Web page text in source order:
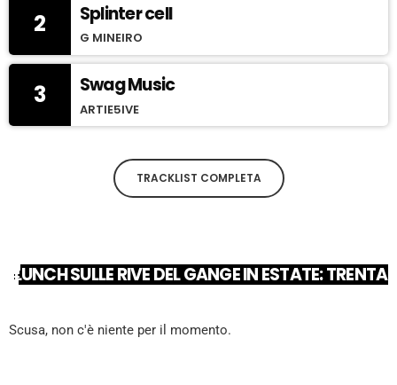
2 Splinter cell
G MINEIRO
3 Swag Music
ARTIE5IVE
TRACKLIST COMPLETA
LUNCH SULLE RIVE DEL GANGE IN ESTATE:
Scusa, non c'è niente per il momento.